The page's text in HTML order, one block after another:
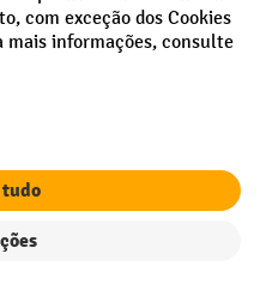
Ordenação
de privacidade
envio
os stocks. O desconto não se